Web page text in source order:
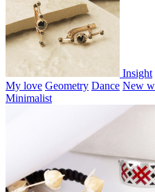
Insight
My love Geometry Dance New
Minimalist